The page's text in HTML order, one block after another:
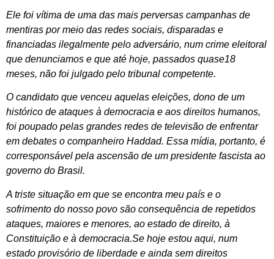
Ele foi vítima de uma das mais perversas campanhas de
mentiras por meio das redes sociais, disparadas e
financiadas ilegalmente pelo adversário, num crime eleitoral
que denunciamos e que até hoje, passados quase18
meses, não foi julgado pelo tribunal competente.
O candidato que venceu aquelas eleições, dono de um
histórico de ataques à democracia e aos direitos humanos,
foi poupado pelas grandes redes de televisão de enfrentar
em debates o companheiro Haddad. Essa mídia, portanto, é
corresponsável pela ascensão de um presidente fascista ao
governo do Brasil.
A triste situação em que se encontra meu país e o
sofrimento do nosso povo são consequência de repetidos
ataques, maiores e menores, ao estado de direito, à
Constituição e à democracia.Se hoje estou aqui, num
estado provisório de liberdade e ainda sem direitos